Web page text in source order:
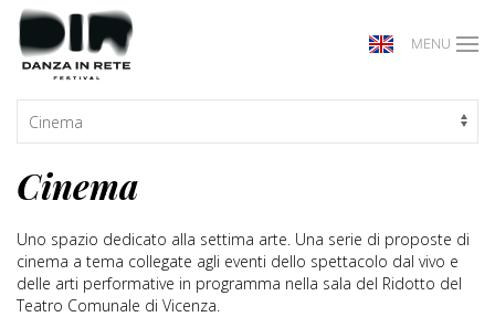
MENU
Cinema
Uno spazio dedicato alla settima arte. Una serie di proposte di
cinema a tema collegate agli eventi dello spettacolo dal vivo e
delle arti performative in programma nella sala del Ridotto del
Teatro Comunale di Vicenza.